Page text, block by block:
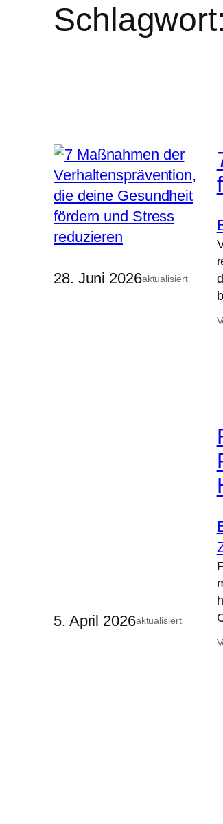
Schlagwort:
28. Juni 2026aktualisiert
5. April 2026aktualisiert